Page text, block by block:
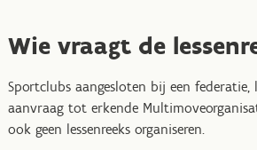
Wie vraagt de
Sportclubs aangesloten bij een
aanvraag tot erkende
ook geen lessenreeks organiseren.